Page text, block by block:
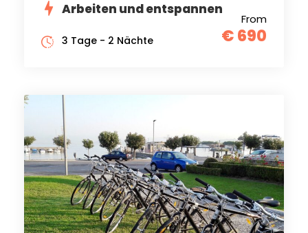
Arbeiten und entspannen
From
€ 690
3 Tage - 2 Nächte